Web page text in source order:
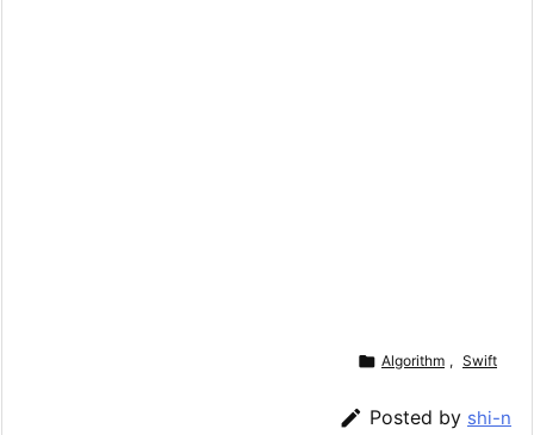
 Algorithm , Swift
 Posted by shi-n